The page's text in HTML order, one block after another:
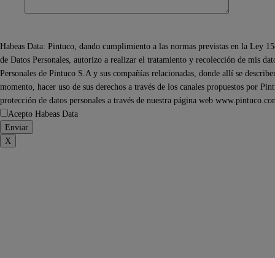
Habeas Data: Pintuco, dando cumplimiento a las normas previstas en la Ley
de Datos Personales, autorizo a realizar el tratamiento y recolección de mis
Personales de Pintuco S.A y sus compañías relacionadas, donde allí se
momento, hacer uso de sus derechos a través de los canales propuestos por
protección de datos personales a través de nuestra página web
Acepto Habeas Data
X